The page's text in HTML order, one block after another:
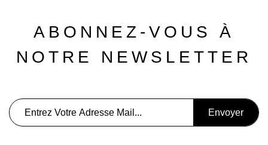
ABONNEZ-VOUS À
NOTRE NEWSLETTER